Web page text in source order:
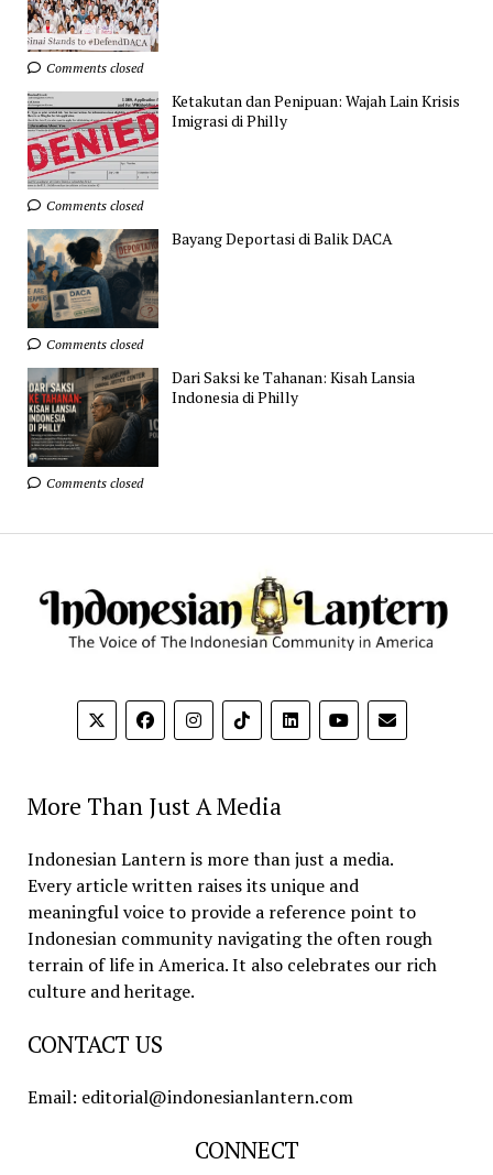
Comments closed
Ketakutan dan Penipuan: Wajah Lain Krisis
Imigrasi di Philly
Comments closed
Bayang Deportasi di Balik DACA
Comments closed
Dari Saksi ke Tahanan: Kisah Lansia
Indonesia di Philly
Comments closed
More Than Just A Media
Indonesian Lantern is more than just a media.
Every article written raises its unique and
meaningful voice to provide a reference point to
Indonesian community navigating the often rough
terrain of life in America. It also celebrates our rich
culture and heritage.
CONTACT US
Email: editorial@indonesianlantern.com
CONNECT